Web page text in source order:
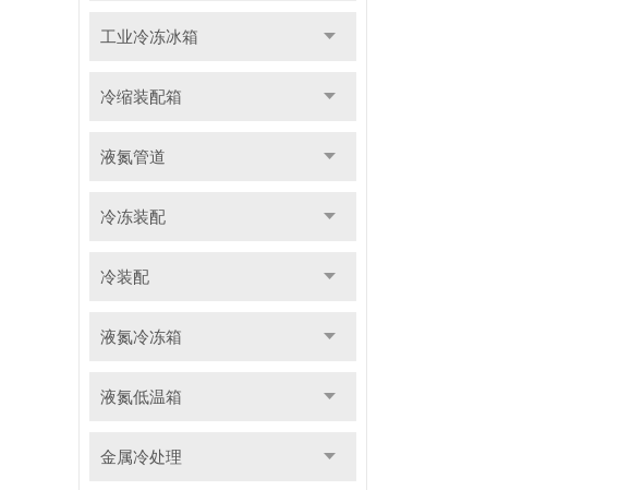
工业冷冻冰箱
冷缩装配箱
液氮管道
冷冻装配
冷装配
液氮冷冻箱
液氮低温箱
金属冷处理